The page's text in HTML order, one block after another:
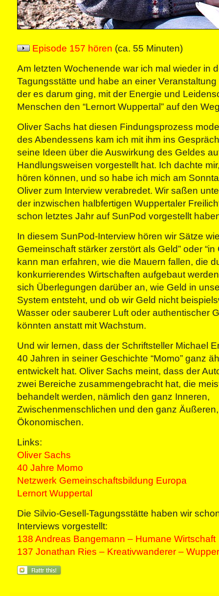
Episode 157 hören (ca. 55 Minuten)
Am letzten Wochenende war ich mal wieder in
Tagungsstätte und habe an einer
der es darum ging, mit der Energie und
Menschen den “Lernort Wuppertal” auf den
Oliver Sachs hat diesen Findungsprozess
des Abendessens kam ich mit ihm ins
seine Ideen über die Auswirkung des Geldes
Handlungsweisen vorgestellt hat. Ich dachte
hören können, und so habe ich mich am
Oliver zum Interview verabredet. Wir saßen
der inzwischen halbfertigen Wuppertaler
schon letztes Jahr auf SunPod vorgestellt
In diesem SunPod-Interview hören wir Sätze
Gemeinschaft stärker zerstört als Geld” oder
kann man erfahren, wie die Mauern fallen, die
konkurrierendes Wirtschaften aufgebaut
sich Überlegungen darüber an, wie Geld in
System entsteht, und ob wir Geld nicht
Wasser oder sauberer Luft oder authentischer
könnten anstatt mit Wachstum.
Und wir lernen, dass der Schriftsteller Michael
40 Jahren in seiner Geschichte “Momo” ganz
entwickelt hat. Oliver Sachs meint, dass der
zwei Bereiche zusammengebracht hat, die
behandelt werden, nämlich den ganz Inneren,
Zwischenmenschlichen und den ganz
Ökonomischen.
Links:
Oliver Sachs
40 Jahre Momo
Netzwerk Gemeinschaftsbildung Europa
Lernort Wuppertal
Die Silvio-Gesell-Tagungsstätte haben wir
Interviews vorgestellt:
138 Andreas Bangemann – Humane Wirtschaft
137 Jonathan Ries – Kreativwanderer –